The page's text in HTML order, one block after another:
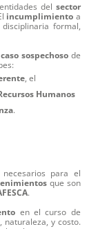
del sector
incumplimiento a
formal,
caso sospechosode
, el
Humanos
.
necesarios para el
que son
.
en el curso de
naturaleza, y costo.